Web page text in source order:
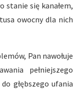
stanie się kanałem,
owocny dla nich
Pan nawołuje
pełniejszego
głębszego ufania